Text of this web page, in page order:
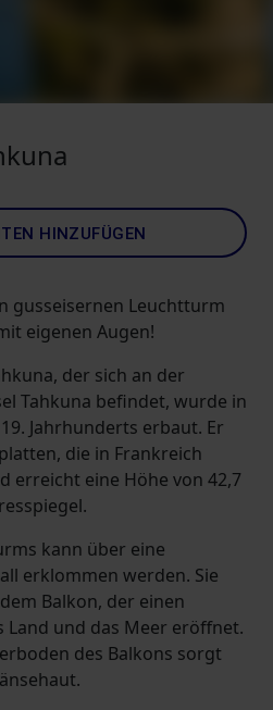
HINZUFÜGEN
gusseisernen Leuchtturm
eigenen Augen!
der sich an der
Tahkuna befindet, wurde in
Jahrhunderts erbaut. Er
die in Frankreich
erreicht eine Höhe von 42,7
kann über eine
erklommen werden. Sie
Balkon, der einen
Land und das Meer eröffnet.
des Balkons sorgt